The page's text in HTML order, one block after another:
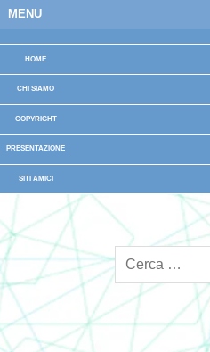
MENU
HOME
CHI SIAMO
COPYRIGHT
PRESENTAZIONE
SITI AMICI